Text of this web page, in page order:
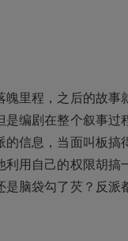
里程，之后的故事
编剧在整个叙事过
信息，当面叫板搞
用自己的权限胡搞
脑袋勾了芡？反派